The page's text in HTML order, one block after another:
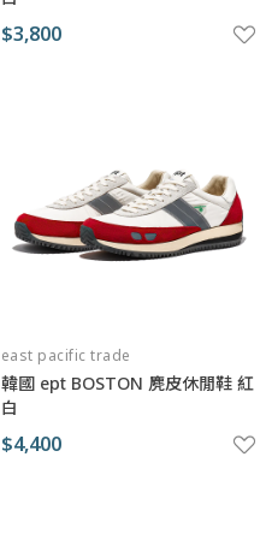
$3,800
east pacific trade
韓國 ept BOSTON 麂皮休閒鞋 紅
白
$4,400